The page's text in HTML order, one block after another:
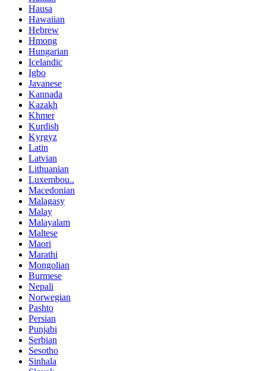
Hausa
Hawaiian
Hebrew
Hmong
Hungarian
Icelandic
Igbo
Javanese
Kannada
Kazakh
Khmer
Kurdish
Kyrgyz
Latin
Latvian
Lithuanian
Luxembou..
Macedonian
Malagasy
Malay
Malayalam
Maltese
Maori
Marathi
Mongolian
Burmese
Nepali
Norwegian
Pashto
Persian
Punjabi
Serbian
Sesotho
Sinhala